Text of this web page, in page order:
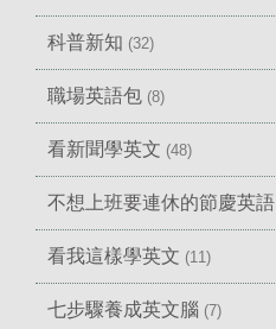
科普新知 (32)
職場英語包 (8)
看新聞學英文 (48)
不想上班要連休的節慶英語
看我這樣學英文 (11)
七步驟養成英文腦 (7)